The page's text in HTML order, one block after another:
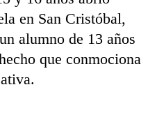
en San Cristóbal,
alumno de 13 años
que conmociona